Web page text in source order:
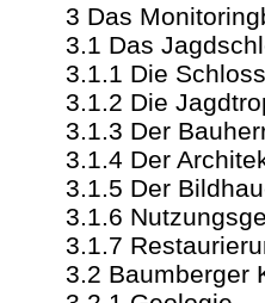
3 Das
3.1 Das
3.1.1 Die
3.1.2 Die
3.1.3 Der
3.1.4 Der
3.1.5 Der
3.1.6
3.1.7
3.2 Baumberger